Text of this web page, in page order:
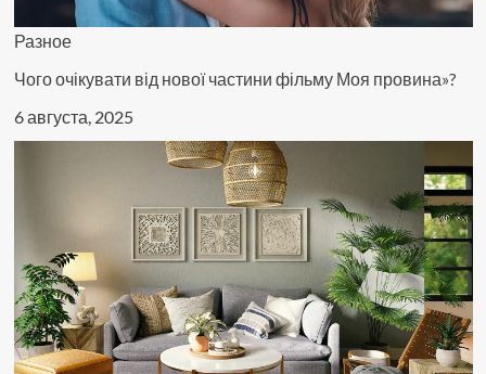
Разное
Чого очікувати від нової частини фільму Моя провина»?
6 августа, 2025